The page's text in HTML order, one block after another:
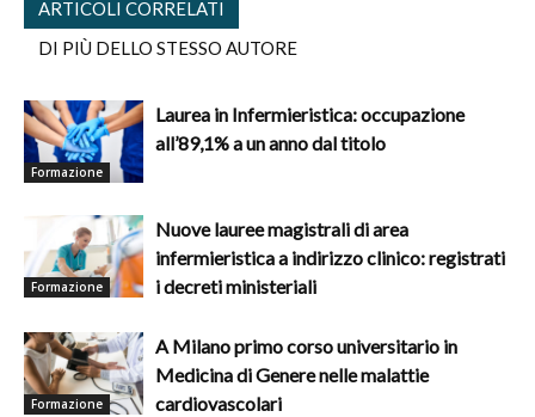
ARTICOLI CORRELATI
DI PIÙ DELLO STESSO AUTORE
Formazione
Laurea in Infermieristica: occupazione
all’89,1% a un anno dal titolo
Formazione
Nuove lauree magistrali di area
infermieristica a indirizzo clinico: registrati
i decreti ministeriali
Formazione
A Milano primo corso universitario in
Medicina di Genere nelle malattie
cardiovascolari